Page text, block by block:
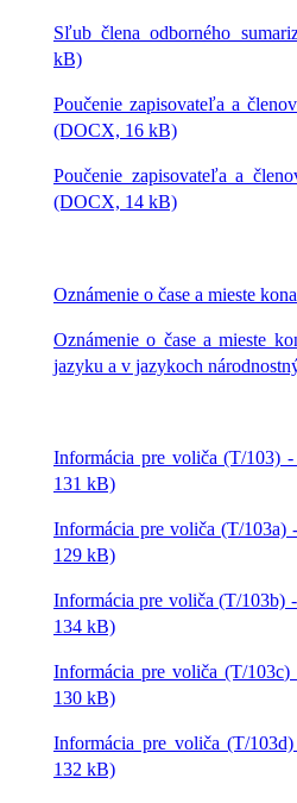
Sľub člena odborného
kB)
Poučenie zapisovateľa a
(DOCX, 16 kB)
Poučenie zapisovateľa a
(DOCX, 14 kB)
Oznámenie o čase a mieste
Oznámenie o čase a mieste
jazyku a v jazykoch
Informácia pre voliča (T/103)
131 kB)
Informácia pre voliča (T/103a)
129 kB)
Informácia pre voliča (T/103b)
134 kB)
Informácia pre voliča (T/
130 kB)
Informácia pre voliča (T/
132 kB)